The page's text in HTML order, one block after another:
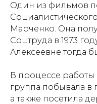
Один из фильмов
Марченко. Она
Соцтруда в 1973
Алексеевне тогда
В процессе
группа побывала в
а также посетила